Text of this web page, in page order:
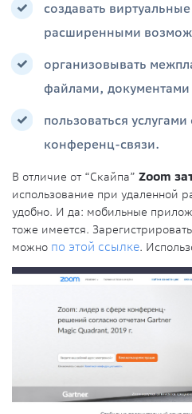
создавать
расширенными
организовывать
файлами,
пользоваться
конференц-связи.
В отличие от “Скайпа” Zoom
использование при удаленной
удобно. И да: мобильные
тоже имеется.
можно по этой ссылке.